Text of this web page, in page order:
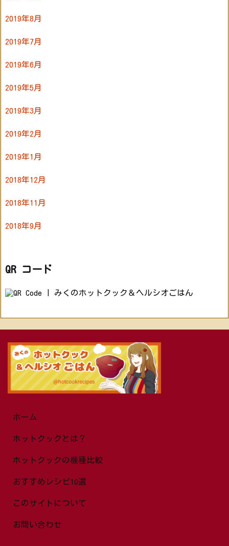
2019年8月
2019年7月
2019年6月
2019年5月
2019年3月
2019年2月
2019年1月
2018年12月
2018年11月
2018年9月
QR コード
ホーム
ホットクックとは？
ホットクックの機種比較
おすすめレシピ10選
このサイトについて
お問い合わせ